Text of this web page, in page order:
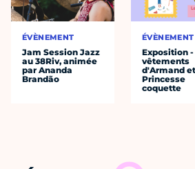
ÉVÈNEMENT
Jam Session Jazz
au 38Riv, animée
par Ananda
Brandão
ÉVÈNEMENT
Exposition -
vêtements
d'Armand
Princesse
coquette